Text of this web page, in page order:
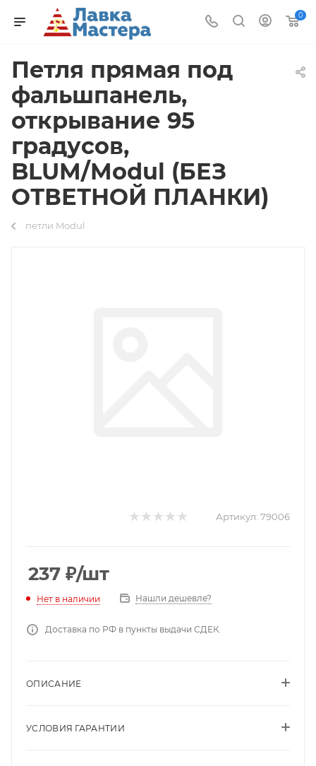
0
Петля прямая под
фальшпанель,
открывание 95
градусов,
BLUM/Modul (БЕЗ
ОТВЕТНОЙ ПЛАНКИ)
петли Modul
Артикул: 79006
237 ₽/шт
Нет в наличии Нашли дешевле?
Доставка по РФ в пункты выдачи СДЕК.
ОПИСАНИЕ
УСЛОВИЯ ГАРАНТИИ